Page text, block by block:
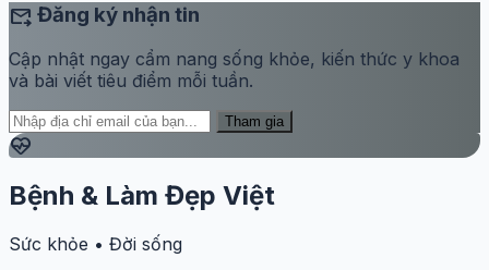
forward_to_inbox Đăng ký nhận tin
Cập nhật ngay cẩm nang sống khỏe, kiến thức y khoa
và bài viết tiêu điểm mỗi tuần.
Tham gia
ecg_heart
Bệnh & Làm Đẹp Việt
Sức khỏe • Đời sống